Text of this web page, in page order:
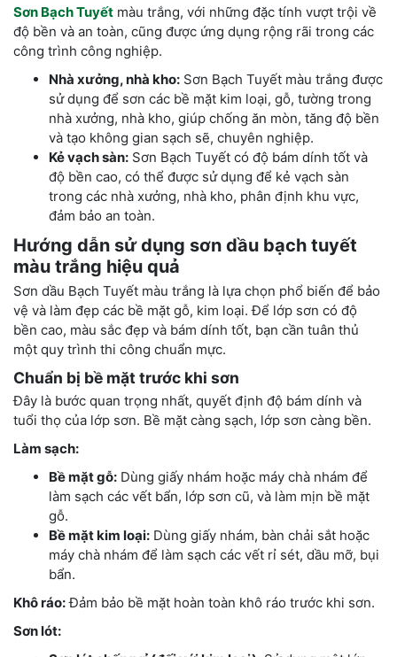
Sơn Bạch Tuyết màu trắng, với những đặc tính vượt trội về
độ bền và an toàn, cũng được ứng dụng rộng rãi trong các
công trình công nghiệp.
Nhà xưởng, nhà kho: Sơn Bạch Tuyết màu trắng được
sử dụng để sơn các bề mặt kim loại, gỗ, tường trong
nhà xưởng, nhà kho, giúp chống ăn mòn, tăng độ bền
và tạo không gian sạch sẽ, chuyên nghiệp.
Kẻ vạch sàn: Sơn Bạch Tuyết có độ bám dính tốt và
độ bền cao, có thể được sử dụng để kẻ vạch sàn
trong các nhà xưởng, nhà kho, phân định khu vực,
đảm bảo an toàn.
Hướng dẫn sử dụng sơn dầu bạch tuyết
màu trắng hiệu quả
Sơn dầu Bạch Tuyết màu trắng là lựa chọn phổ biến để bảo
vệ và làm đẹp các bề mặt gỗ, kim loại. Để lớp sơn có độ
bền cao, màu sắc đẹp và bám dính tốt, bạn cần tuân thủ
một quy trình thi công chuẩn mực.
Chuẩn bị bề mặt trước khi sơn
Đây là bước quan trọng nhất, quyết định độ bám dính và
tuổi thọ của lớp sơn. Bề mặt càng sạch, lớp sơn càng bền.
Làm sạch:
Bề mặt gỗ: Dùng giấy nhám hoặc máy chà nhám để
làm sạch các vết bẩn, lớp sơn cũ, và làm mịn bề mặt
gỗ.
Bề mặt kim loại: Dùng giấy nhám, bàn chải sắt hoặc
máy chà nhám để làm sạch các vết rỉ sét, dầu mỡ, bụi
bẩn.
Khô ráo:Đảm bảo bề mặt hoàn toàn khô ráo trước khi sơn.
Sơn lót: